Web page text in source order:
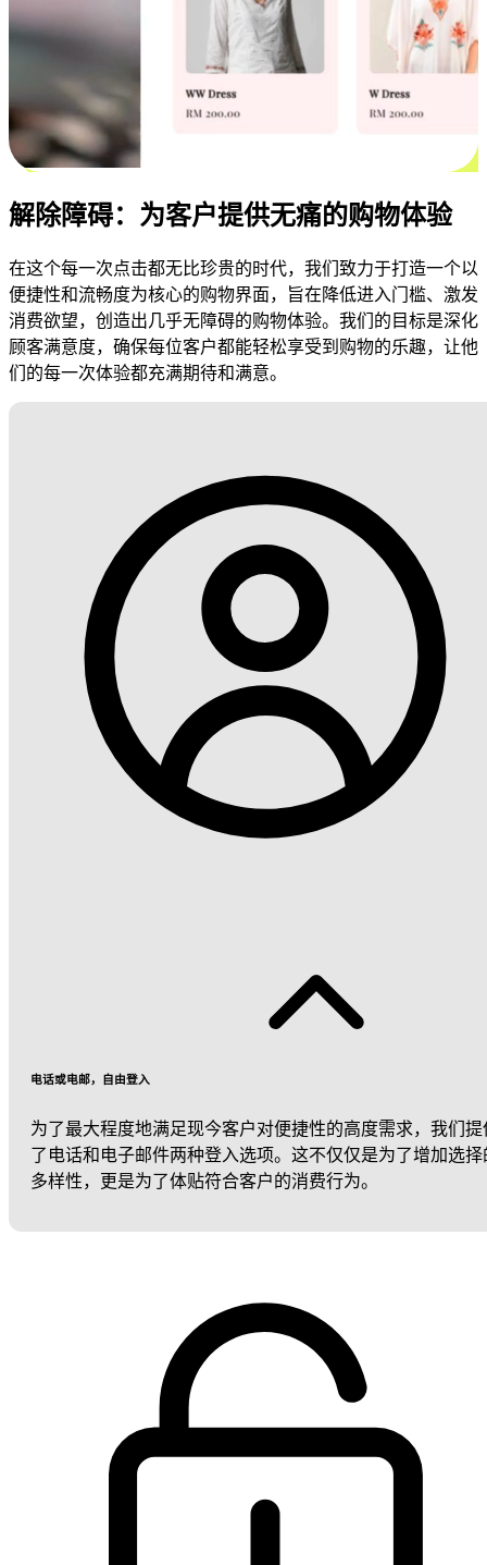
解除障碍：为客户提供无痛的购物体验
在这个每一次点击都无比珍贵的时代，我们致力于打造一个以
便捷性和流畅度为核心的购物界面，旨在降低进入门槛、激发
消费欲望，创造出几乎无障碍的购物体验。我们的目标是深化
顾客满意度，确保每位客户都能轻松享受到购物的乐趣，让他
们的每一次体验都充满期待和满意。
电话或电邮，自由登入
为了最大程度地满足现今客户对便捷性的高度需求，我们提
了电话和电子邮件两种登入选项。这不仅仅是为了增加选择
多样性，更是为了体贴符合客户的消费行为。